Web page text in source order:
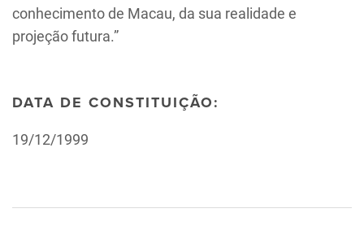
conhecimento de Macau, da sua realidade e
projeção futura.”
DATA DE CONSTITUIÇÃO:
19/12/1999